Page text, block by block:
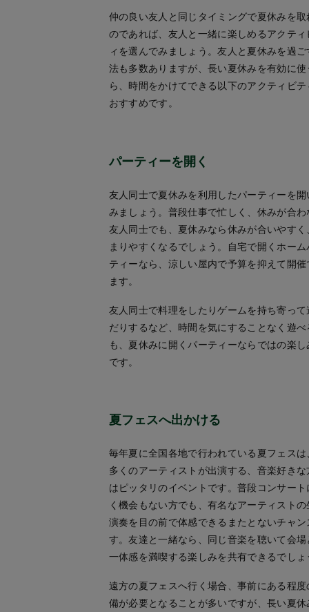
仲の良い友人と同じタイミングで夏休みを取
のであれば、友人と一緒に楽しめるアクティ
ィを選んでみましょう。友人と夏休みを過ご
法も多数ありますが、長い夏休みを有効に使
ら、時間をかけてできる以下のアクティビテ
おすすめです。
パーティーを開く
友人同士で夏休みを利用したパーティーを開
みましょう。普段仕事で忙しく、休みが合わ
友人同士でも、夏休みなら休みが合いやすく
まりやすくなるでしょう。自宅で開くホーム
ティーなら、涼しい屋内で予算を抑えて開催
ます。
友人同士で料理をしたりゲームを持ち寄って
だりするなど、時間を気にすることなく遊べ
も、夏休みに開くパーティーならではの楽し
です。
夏フェスへ出かける
毎年夏に全国各地で行われている夏フェスは
多くのアーティストが出演する、音楽好きな
はピッタリのイベントです。普段コンサート
く機会もない方でも、有名なアーティストの
演奏を目の前で体感できるまたとないチャン
す。友達と一緒なら、同じ音楽を聴いて会場
一体感を満喫する楽しみを共有できるでしょ
遠方の夏フェスへ行く場合、事前にある程度
備が必要となることが多いですが、長い夏休